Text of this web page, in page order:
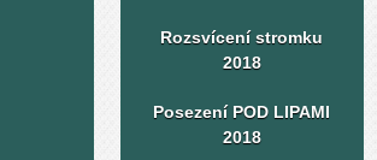
Rozsvícení stromku
2018
Posezení POD LIPAMI
2018